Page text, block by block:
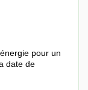
pour un
date de